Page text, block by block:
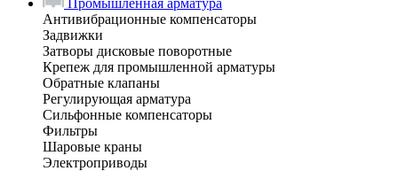
Промышленная арматура
Антивибрационные компенсаторы
Задвижки
Затворы дисковые поворотные
Крепеж для промышленной арматуры
Обратные клапаны
Регулирующая арматура
Сильфонные компенсаторы
Фильтры
Шаровые краны
Электроприводы